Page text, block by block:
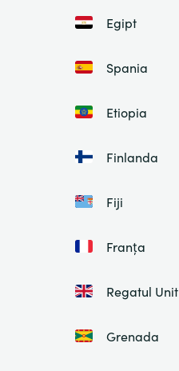
Egipt
Spania
Etiopia
Finlanda
Fiji
Franța
Regatul Unit
Grenada